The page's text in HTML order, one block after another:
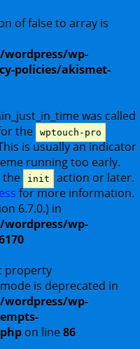
of false to array is
wp-
policies/akismet-
was called
the wptouch-pro
is usually an indicator
running too early.
the
init
action or later.
for more information.
6.7.0.) in
wp-
property
is deprecated in
wp-
on line86